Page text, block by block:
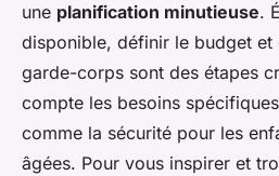
une planification minutieuse.
disponible, définir le budget et
garde-corps sont des étapes
compte les besoins
comme la sécurité pour les
âgées. Pour vous inspirer et